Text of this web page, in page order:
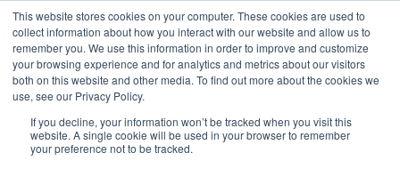
This website stores cookies on your computer. These cookies are used to
collect information about how you interact with our website and allow us to
remember you. We use this information in order to improve and customize
your browsing experience and for analytics and metrics about our visitors
both on this website and other media. To find out more about the cookies we
use, see our Privacy Policy.
If you decline, your information won’t be tracked when you visit this
website. A single cookie will be used in your browser to remember
your preference not to be tracked.
Vai
contenuto
08/08/202614:27:17
LinkedinFacebook
X TelegramWhatsappMastodon
INIZIATIVE ASTORRI